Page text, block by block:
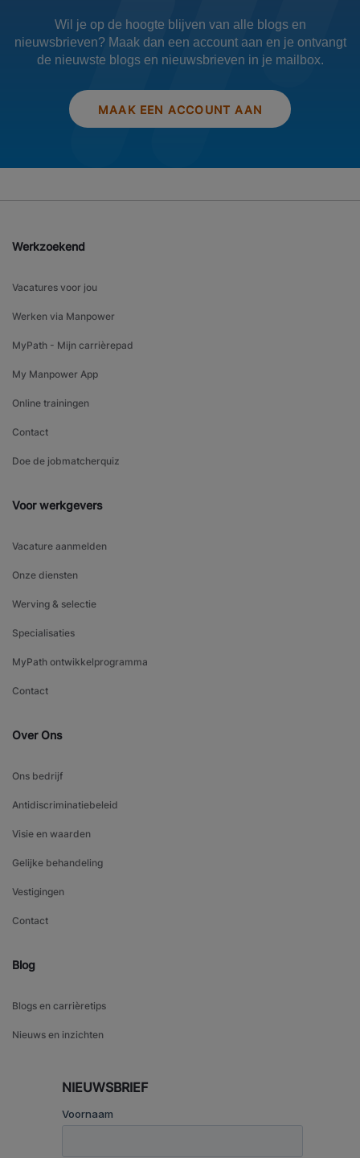
Wil je op de hoogte blijven van alle blogs en
nieuwsbrieven? Maak dan een account aan en je ontvangt
de nieuwste blogs en nieuwsbrieven in je mailbox.
MAAK EEN ACCOUNT AAN
Werkzoekend
Vacatures voor jou
Werken via Manpower
MyPath - Mijn carrièrepad
My Manpower App
Online trainingen
Contact
Doe de jobmatcherquiz
Voor werkgevers
Vacature aanmelden
Onze diensten
Werving & selectie
Specialisaties
MyPath ontwikkelprogramma
Contact
Over Ons
Ons bedrijf
Antidiscriminatiebeleid
Visie en waarden
Gelijke behandeling
Vestigingen
Contact
Blog
Blogs en carrièretips
Nieuws en inzichten
NIEUWSBRIEF